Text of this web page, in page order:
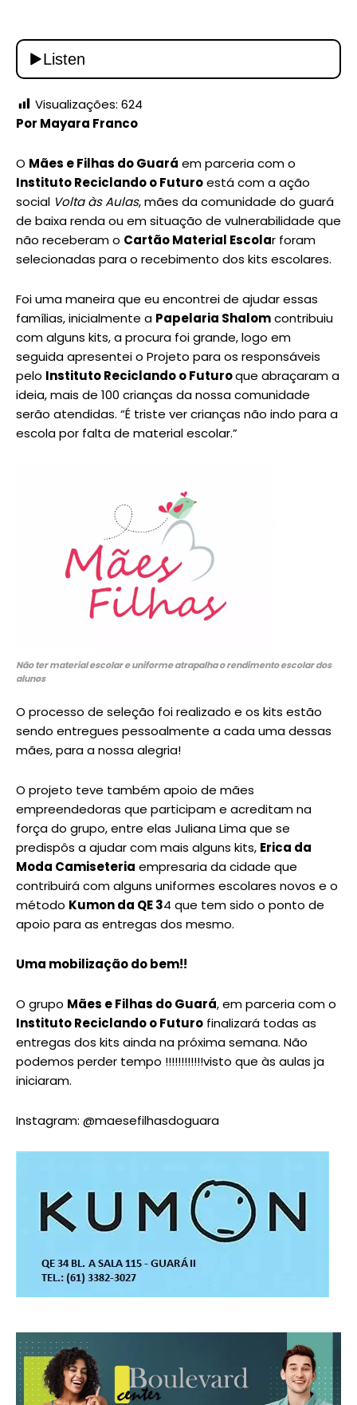
Visualizações: 624
Por Mayara Franco
O Mães e Filhas do Guará em parceria com o
Instituto Reciclando o Futuroestá com a ação
social Volta às Aulas, mães da comunidade do guará
de baixa renda ou em situação de vulnerabilidade que
não receberam o Cartão Material Escolar foram
selecionadas para o recebimento dos kits escolares.
Foi uma maneira que eu encontrei de ajudar essas
famílias, inicialmente a Papelaria Shalomcontribuiu
com alguns kits, a procura foi grande, logo em
seguida apresentei o Projeto para os responsáveis
pelo Instituto Reciclando o Futuroque abraçaram a
ideia, mais de 100 crianças da nossa comunidade
serão atendidas. “É triste ver crianças não indo para a
escola por falta de material escolar.”
Não ter material escolar e uniforme atrapalha o rendimento escolar dos
alunos
O processo de seleção foi realizado e os kits estão
sendo entregues pessoalmente a cada uma dessas
mães, para a nossa alegria!
O projeto teve também apoio de mães
empreendedoras que participam e acreditam na
força do grupo, entre elas Juliana Lima que se
predispôs a ajudar com mais alguns kits, Erica da
Moda Camiseteria empresaria da cidade que
contribuirá com alguns uniformes escolares novos e o
método Kumon da QE 34 que tem sido o ponto de
apoio para as entregas dos mesmo.
Uma mobilização do bem!!
O grupo Mães e Filhas do Guará, em parceria com o
Instituto Reciclando o Futuro finalizará todas as
entregas dos kits ainda na próxima semana. Não
podemos perder tempo !!!!!!!!!!!!visto que às aulas ja
iniciaram.
Instagram: @maesefilhasdoguara